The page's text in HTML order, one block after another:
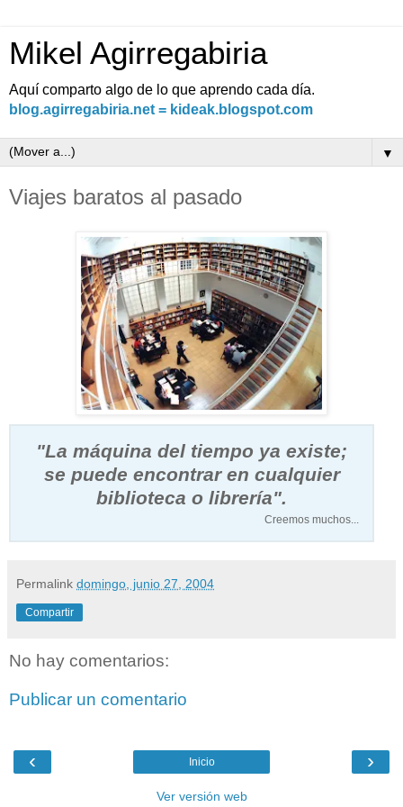
Mikel Agirregabiria
Aquí comparto algo de lo que aprendo cada día.
blog.agirregabiria.net = kideak.blogspot.com
▼
Viajes baratos al pasado
"La máquina del tiempo ya existe;
se puede encontrar en cualquier
biblioteca o librería".
Creemos muchos...
Permalink domingo, junio 27, 2004
Compartir
No hay comentarios:
Publicar un comentario
‹ ›
Inicio
Ver versión web